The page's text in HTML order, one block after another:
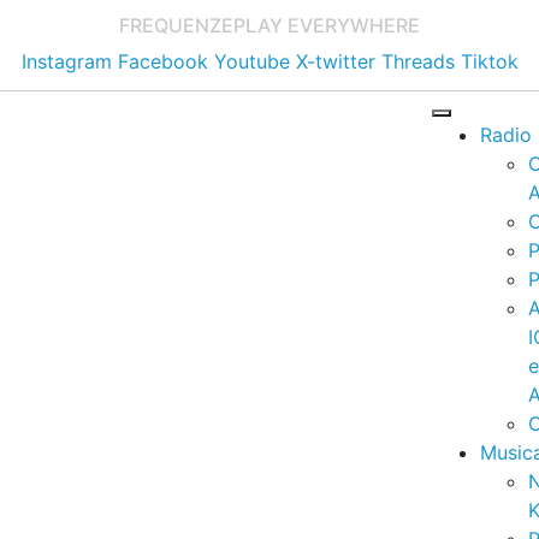
FREQUENZEPLAY EVERYWHERE
Instagram Facebook Youtube X-twitter Threads Tiktok
Radio
e